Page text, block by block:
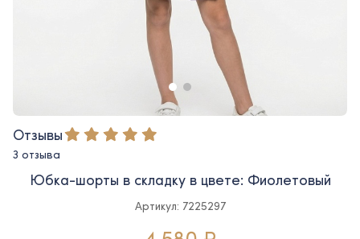
Отзывы
3 отзыва
Юбка-шорты в складку в цвете: Фиолетовый
Артикул: 7225297